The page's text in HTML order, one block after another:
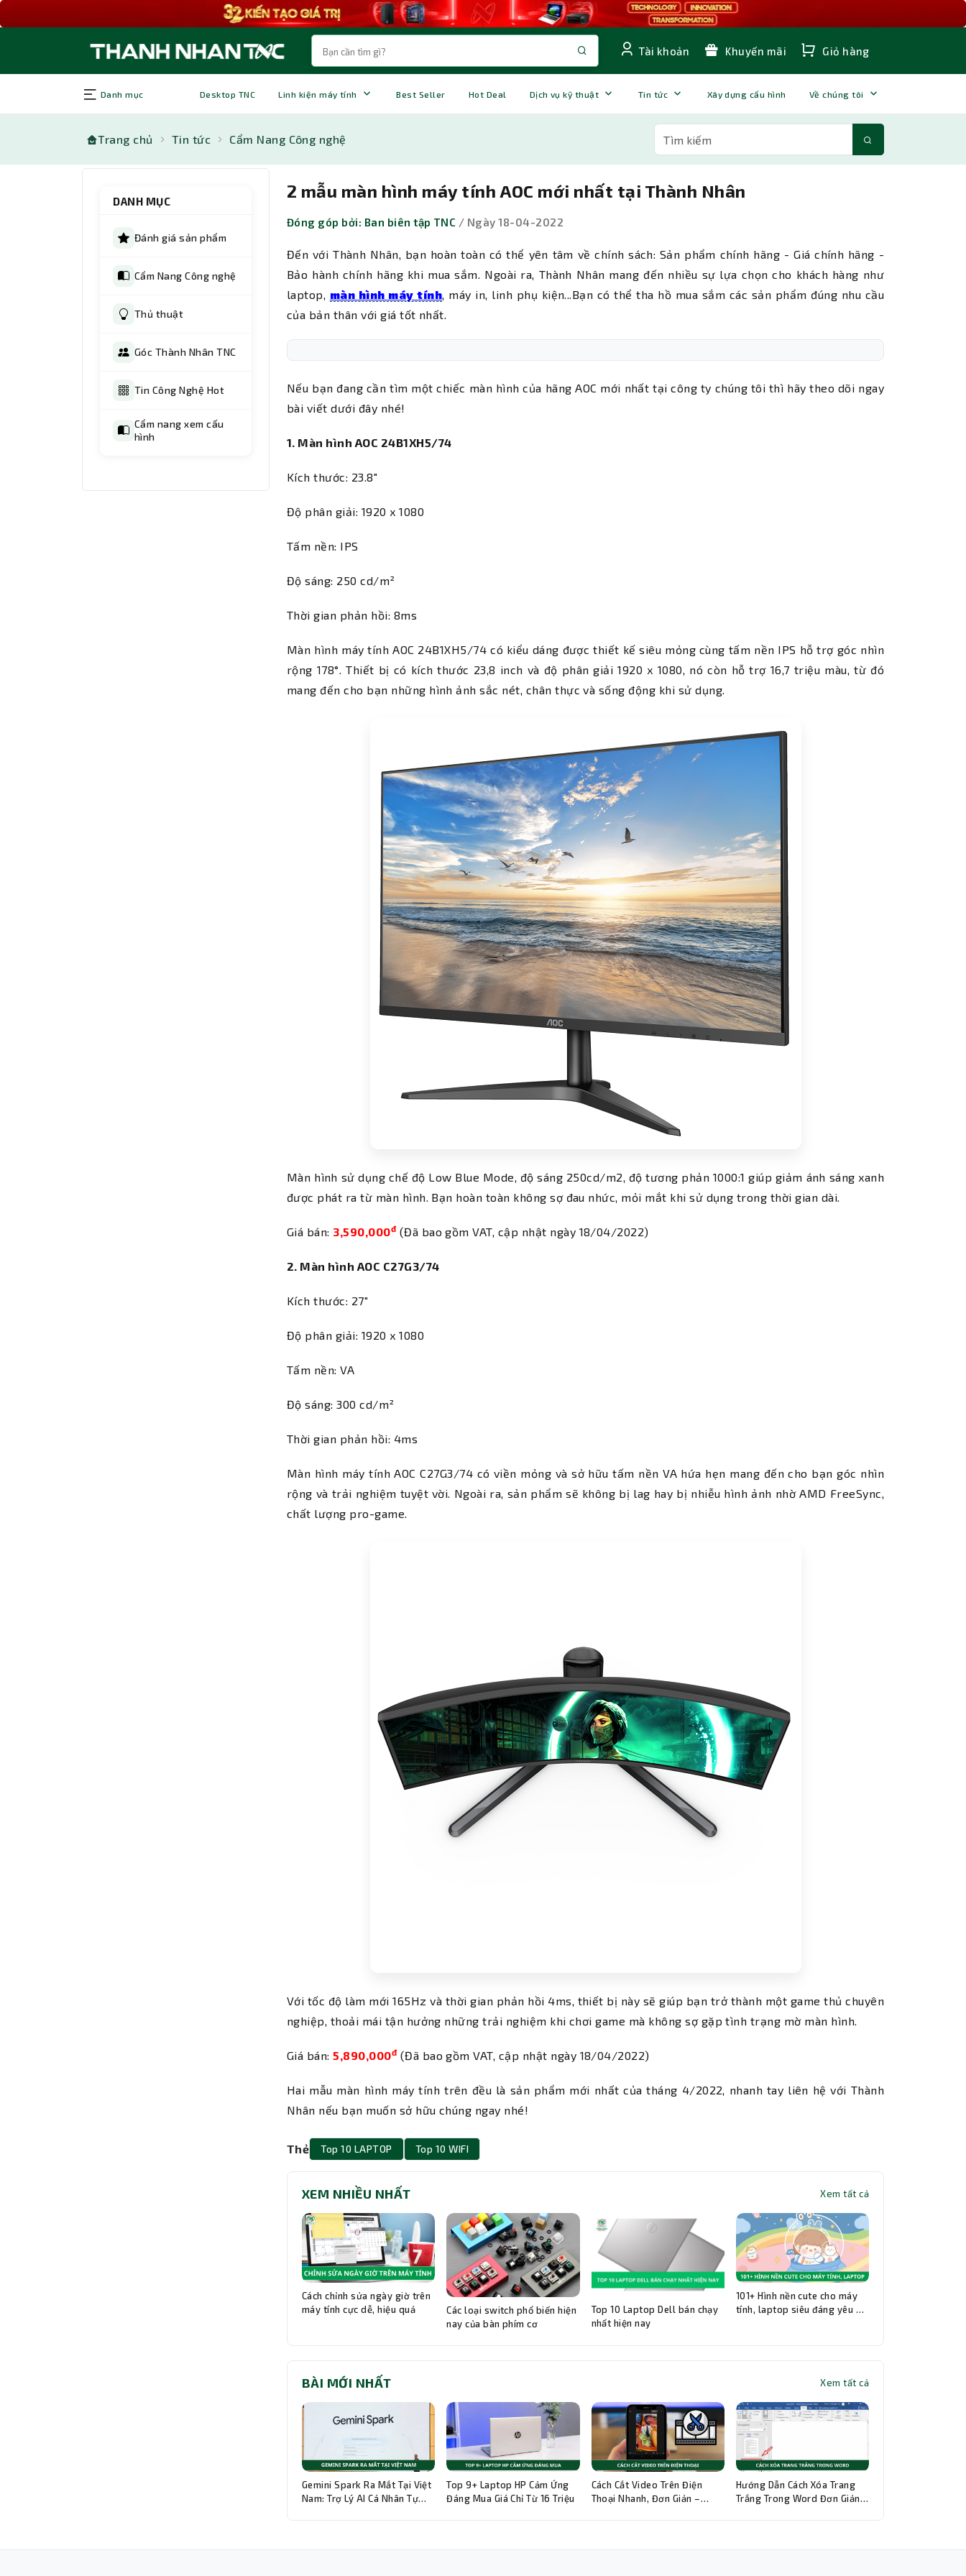
Tài khoản Khuyến mãi Giỏ hàng
Danh mục Desktop TNC Linh kiện máy tính Best Seller Hot Deal Dịch vụ kỹ thuật Tin tức Xây dựng cấu hình Về chúng tôi
Trang chủ Tin tức Cẩm Nang Công nghệ
DANH MỤC
Đánh giá sản phẩm
Cẩm Nang Công nghệ
Thủ thuật
Góc Thành Nhân TNC
Tin Công Nghệ Hot
Cẩm nang xem cấu
hình
2 mẫu màn hình máy tính AOC mới nhất tại Thành Nhân
Đóng góp bởi: Ban biên tập TNC / Ngày 18-04-2022
Đến với Thành Nhân, bạn hoàn toàn có thể yên tâm về chính sách: Sản phẩm chính hãng - Giá chính hãng -
Bảo hành chính hãng khi mua sắm. Ngoài ra, Thành Nhân mang đến nhiều sự lựa chọn cho khách hàng như
laptop, màn hình máy tính, máy in, linh phụ kiện...Bạn có thể tha hồ mua sắm các sản phẩm đúng nhu cầu
của bản thân với giá tốt nhất.
Nếu bạn đang cần tìm một chiếc màn hình của hãng AOC mới nhất tại công ty chúng tôi thì hãy theo dõi ngay
bài viết dưới đây nhé!
1. Màn hình AOC 24B1XH5/74
Kích thước: 23.8"
Độ phân giải: 1920 x 1080
Tấm nền: IPS
Độ sáng: 250 cd/m²
Thời gian phản hồi: 8ms
Màn hình máy tính AOC 24B1XH5/74 có kiểu dáng được thiết kế siêu mỏng cùng tấm nền IPS hỗ trợ góc nhìn
rộng 178°. Thiết bị có kích thước 23,8 inch và độ phân giải 1920 x 1080, nó còn hỗ trợ 16,7 triệu màu, từ đó
mang đến cho bạn những hình ảnh sắc nét, chân thực và sống động khi sử dụng.
Màn hình sử dụng chế độ Low Blue Mode, độ sáng 250cd/m2, độ tương phản 1000:1 giúp giảm ánh sáng xanh
được phát ra từ màn hình. Bạn hoàn toàn không sợ đau nhức, mỏi mắt khi sử dụng trong thời gian dài.
Giá bán: 3,590,000đ (Đã bao gồm VAT, cập nhật ngày 18/04/2022)
2. Màn hình AOC C27G3/74
Kích thước: 27"
Độ phân giải: 1920 x 1080
Tấm nền: VA
Độ sáng: 300 cd/m²
Thời gian phản hồi: 4ms
Màn hình máy tính AOC C27G3/74 có viền mỏng và sở hữu tấm nền VA hứa hẹn mang đến cho bạn góc nhìn
rộng và trải nghiệm tuyệt vời. Ngoài ra, sản phẩm sẽ không bị lag hay bị nhiễu hình ảnh nhờ AMD FreeSync,
chất lượng pro-game.
Với tốc độ làm mới 165Hz và thời gian phản hồi 4ms, thiết bị này sẽ giúp bạn trở thành một game thủ chuyên
nghiệp, thoải mái tận hưởng những trải nghiệm khi chơi game mà không sợ gặp tình trạng mờ màn hình.
Giá bán:5,890,000đ (Đã bao gồm VAT, cập nhật ngày 18/04/2022)
Hai mẫu màn hình máy tính trên đều là sản phẩm mới nhất của tháng 4/2022, nhanh tay liên hệ với Thành
Nhân nếu bạn muốn sở hữu chúng ngay nhé!
Thẻ Top 10 LAPTOP Top 10 WIFI
XEM NHIỀU NHẤT Xem tất cả
Cách chỉnh sửa ngày giờ trên
máy tính cực dễ, hiệu quả
Các loại switch phổ biến hiện
nay của bàn phím cơ
Top 10 Laptop Dell bán chạy
nhất hiện nay
101+ Hình nền cute cho máy
tính, laptop siêu đáng yêu và
BÀI MỚI NHẤT Xem tất cả
Gemini Spark Ra Mắt Tại Việt
Nam: Trợ Lý AI Cá Nhân Tự
Top 9+ Laptop HP Cảm Ứng
Đáng Mua Giá Chỉ Từ 16 Triệu
Cách Cắt Video Trên Điện
Thoại Nhanh, Đơn Giản –
Hướng Dẫn Cách Xóa Trang
Trắng Trong Word Đơn Giản,
Thành Nhân TNC
Trợ lý AI • Phản hồi tức thì